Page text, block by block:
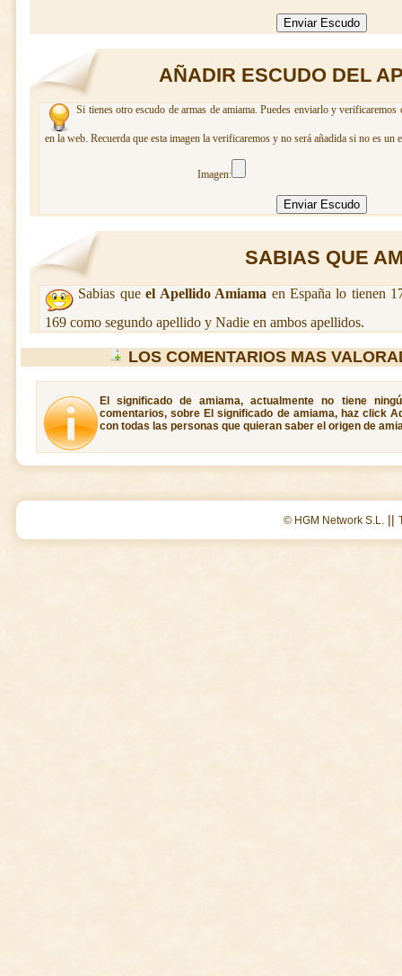
AÑADIR ESCUDO DEL
Si tienes otro escudo de armas de amiama. Puedes enviarlo y
en la web. Recuerda que esta imagen la verificaremos y no será añadida si no es un
Imagen:
SABIAS QUE
Sabias queel Apellido Amiama en España lo tienen
169 como segundo apellido y Nadie en ambos apellidos.
LOS COMENTARIOS MAS
El significado de amiama, actualmente no tiene
comentarios, sobre El significado de amiama, haz click
con todas las personas que quieran saber el origen de
© HGM Network S.L. ||